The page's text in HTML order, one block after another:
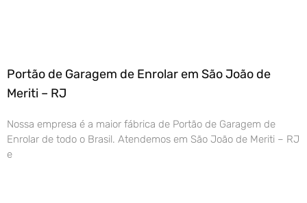
Portão de Garagem de Enrolar em São João de
Meriti – RJ
Nossa empresa é a maior fábrica de Portão de Garagem de
Enrolar de todo o Brasil. Atendemos em São João de Meriti – RJ
e